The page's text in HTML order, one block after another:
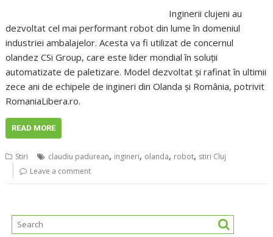
Inginerii clujeni au
dezvoltat cel mai performant robot din lume în domeniul
industriei ambalajelor. Acesta va fi utilizat de concernul
olandez CSi Group, care este lider mondial în soluții
automatizate de paletizare. Model dezvoltat și rafinat în ultimii
zece ani de echipele de ingineri din Olanda și România, potrivit
RomaniaLibera.ro.
READ MORE
Stiri claudiu padurean, ingineri, olanda, robot, stiri Cluj
Leave a comment